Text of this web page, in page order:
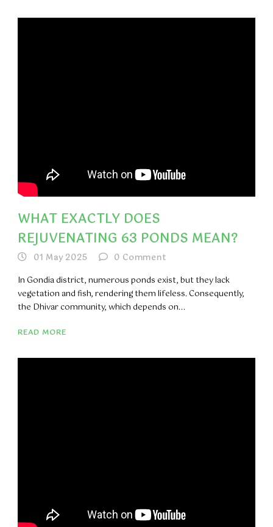
WHAT EXACTLY DOES
REJUVENATING 63 PONDS MEAN?
01 May 2025 0 Comment
In Gondia district, numerous ponds exist, but they lack
vegetation and fish, rendering them lifeless. Consequently,
the Dhivar community, which depends on...
READ MORE